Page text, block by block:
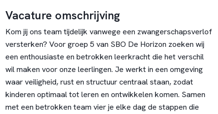
Vacature omschrijving
Kom jij ons team tijdelijk vanwege een zwangerschapsverlof
versterken? Voor groep 5 van SBO De Horizon zoeken wij
een enthousiaste en betrokken leerkracht die het verschil
wil maken voor onze leerlingen. Je werkt in een omgeving
waar veiligheid, rust en structuur centraal staan, zodat
kinderen optimaal tot leren en ontwikkelen komen. Samen
met een betrokken team vier je elke dag de stappen die